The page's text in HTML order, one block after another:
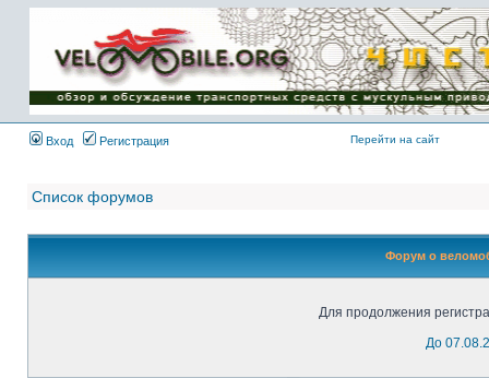
Имя пользователя:
Пароль:
{ LOG_ME_IN_SHORT
}
Вход
Регистрация Перейти на сайт
Список форумов
Форум о
Для продолжения
До